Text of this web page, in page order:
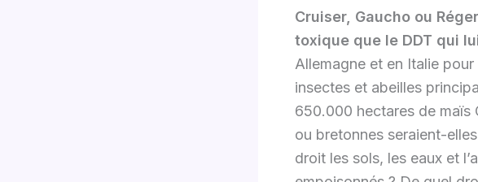
Cruiser, Gaucho ou
toxique que le DDT qui
Allemagne et en Italie
insectes et abeilles
650.000 hectares de maïs
ou bretonnes seraient-
droit les sols, les eaux et